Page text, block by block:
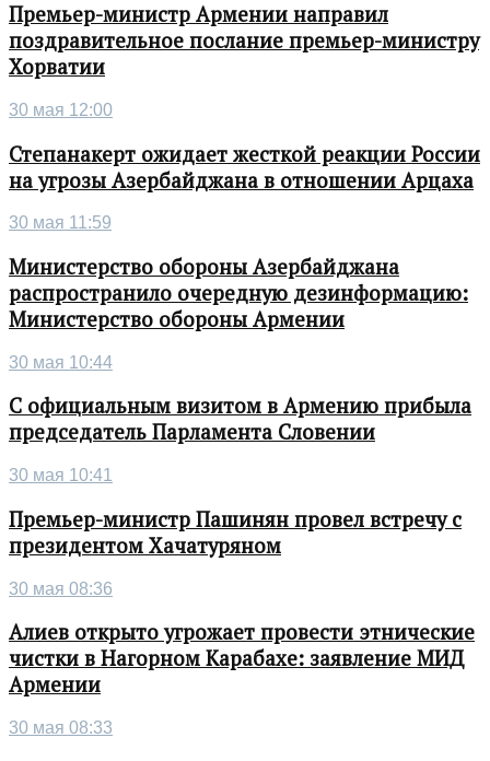
Премьер-министр Армении направил
поздравительное послание премьер-министру
Хорватии
30 мая 12:00
Степанакерт ожидает жесткой реакции России
на угрозы Азербайджана в отношении Арцаха
30 мая 11:59
Министерство обороны Азербайджана
распространило очередную дезинформацию:
Министерство обороны Армении
30 мая 10:44
С официальным визитом в Армению прибыла
председатель Парламента Словении
30 мая 10:41
Премьер-министр Пашинян провел встречу с
президентом Хачатуряном
30 мая 08:36
Алиев открыто угрожает провести этнические
чистки в Нагорном Карабахе: заявление МИД
Армении
30 мая 08:33